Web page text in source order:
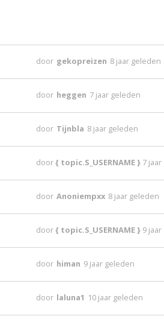
door gekopreizen 8 jaar geleden
door heggen 7 jaar geleden
door Tijnbla 8 jaar geleden
door{ topic.S_USERNAME } 7
door Anoniempxx 8 jaar geleden
door{ topic.S_USERNAME } 9
door himan 9 jaar geleden
door laluna1 10 jaar geleden